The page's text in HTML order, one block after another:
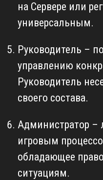
на Сервере или
универсальным.
Руководитель –
управлению
Руководитель
своего состава.
Администратор –
игровым
обладающее
ситуациям.